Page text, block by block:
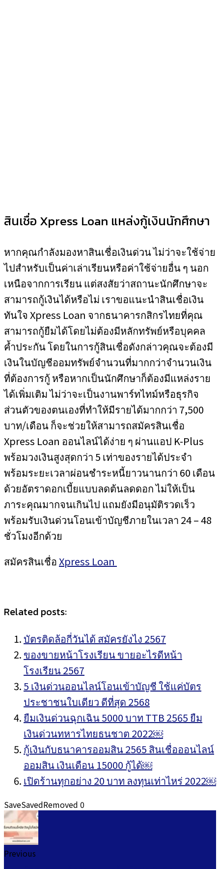
สินเชื่อ Xpress Loan แหล่งกู้เงินนักศึกษา
หากคุณกำลังมองหาสินเชื่อเงินด่วน ไม่ว่าจะใช้จ่าย
ไปสำหรับเป็นค่าเล่าเรียนหรือค่าใช้จ่ายอื่น ๆ นอก
เหนือจากการเรียน แต่สงสัยว่าสถานะนักศึกษาจะ
สามารถกู้เงินได้หรือไม่ เราขอแนะนำสินเชื่อเงิน
ทันใจ Xpress Loan จากธนาคารกสิกรไทยที่คุณ
สามารถกู้ยืมได้โดยไม่ต้องมีหลักทรัพย์หรือบุคคล
ค้ำประกัน โดยในการกู้สินเชื่อดังกล่าวคุณจะต้องมี
เงินในบัญชีออมทรัพย์จำนวนที่มากกว่าจำนวนเงิน
ที่ต้องการกู้ หรือหากเป็นนักศึกษาก็ต้องมีแหล่งราย
ได้เพิ่มเติม ไม่ว่าจะเป็นงานพาร์ทไทม์หรือธุรกิจ
ส่วนตัวของตนเองที่ทำให้มีรายได้มากกว่า 7,500
บาท/เดือน ก็จะช่วยให้สามารถสมัครสินเชื่อ
Xpress Loan ออนไลน์ได้ง่าย ๆ ผ่านแอป K-Plus
พร้อมวงเงินสูงสุดกว่า 5 เท่าของรายได้ประจำ
พร้อมระยะเวลาผ่อนชำระหนี้ยาวนานกว่า 60 เดือน
ด้วยอัตราดอกเบี้ยแบบลดต้นลดดอก ไม่ให้เป็น
ภาระคุณมากจนเกินไป แถมยังมีอนุมัติรวดเร็ว
พร้อมรับเงินด่วนโอนเข้าบัญชีภายในเวลา 24 – 48
ชั่วโมงอีกด้วย
สมัครสินเชื่อXpress Loan
Related posts:
บัตรติดล้อกี่วันได้ สมัครยังไง 2567
ของขายหน้าโรงเรียน ขายอะไรดีหน้า
โรงเรียน 2567
5 เงินด่วนออนไลน์โอนเข้าบัญชี ใช้แค่บัตร
ประชาชนใบเดียว ดีที่สุด 2568
ยืมเงินด่วนฉุกเฉิน 5000 บาท TTB 2565 ยืม
เงินด่วนทหารไทยธนชาต 2022￼
กู้เงินกับธนาคารออมสิน 2565 สินเชื่อออนไลน์
ออมสิน เงินเดือน 15000 กู้ได้￼
เปิดร้านทุกอย่าง 20 บาท ลงทุนเท่าไหร่ 2022￼
SaveSavedRemoved 0
Previous